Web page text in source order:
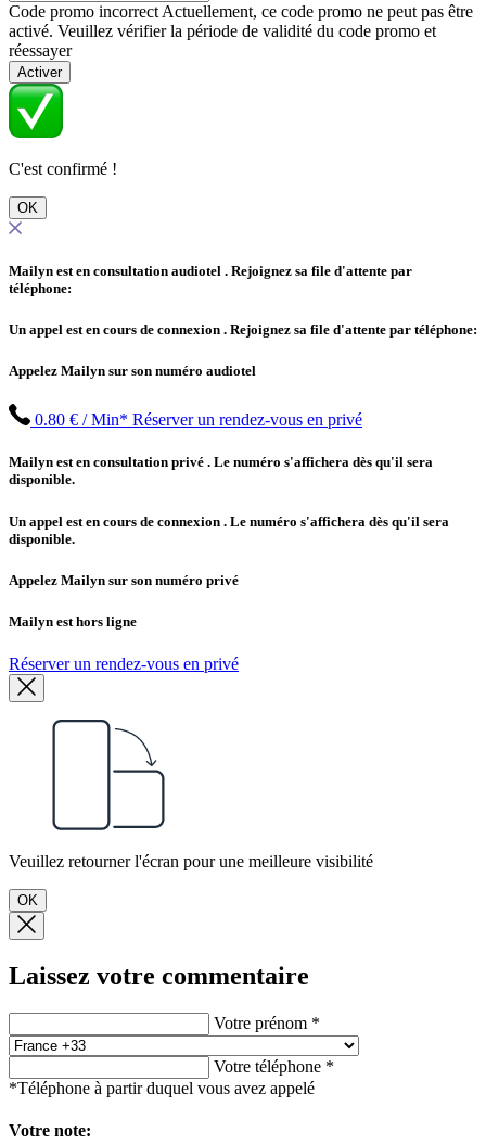
Code promo incorrect Actuellement, ce code promo ne peut pas être
activé. Veuillez vérifier la période de validité du code promo et
réessayer
Activer
C'est confirmé !
OK
Mailyn est en consultation audiotel . Rejoignez sa file d'attente par
téléphone:
Un appel est en cours de connexion . Rejoignez sa file d'attente par téléphone:
Appelez Mailyn sur son numéro audiotel
0.80 € / Min* Réserver un rendez-vous en privé
Mailyn est en consultation privé . Le numéro s'affichera dès qu'il sera
disponible.
Un appel est en cours de connexion . Le numéro s'affichera dès qu'il sera
disponible.
Appelez Mailyn sur son numéro privé
Mailyn est hors ligne
Réserver un rendez-vous en privé
Veuillez retourner l'écran pour une meilleure visibilité
OK
Laissez votre commentaire
Votre prénom *
Votre téléphone *
*Téléphone à partir duquel vous avez appelé
Votre note: